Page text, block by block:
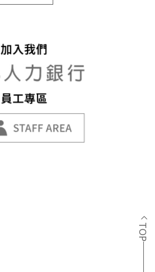
加入我們
員工專區
TOP